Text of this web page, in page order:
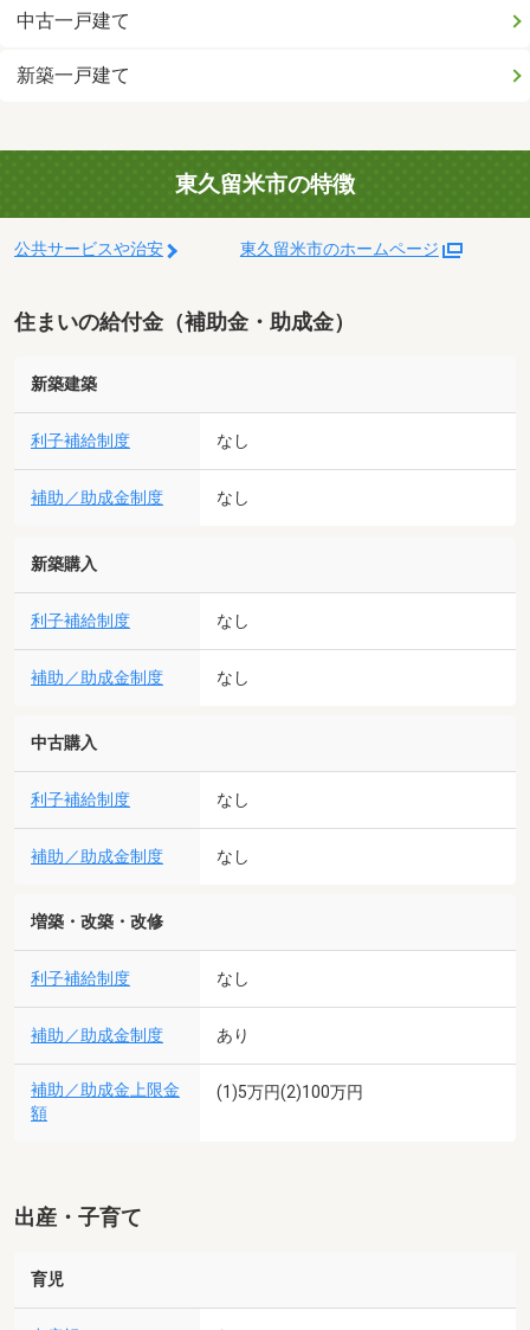
中古一戸建て
新築一戸建て
東久留米市の特徴
公共サービスや治安 東久留米市のホームページ
住まいの給付金（補助金・助成金）
新築建築
利子補給制度 なし
補助／助成金制度 なし
新築購入
利子補給制度 なし
補助／助成金制度 なし
中古購入
利子補給制度 なし
補助／助成金制度 なし
増築・改築・改修
利子補給制度 なし
補助／助成金制度 あり
補助／助成金上限金
額
(1)5万円(2)100万円
出産・子育て
育児